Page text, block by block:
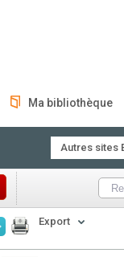
Ma bibliothèque
Autres sites
Export